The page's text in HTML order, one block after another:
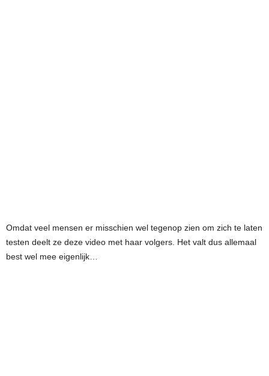
Omdat veel mensen er misschien wel tegenop zien om zich te laten
testen deelt ze deze video met haar volgers. Het valt dus allemaal
best wel mee eigenlijk…